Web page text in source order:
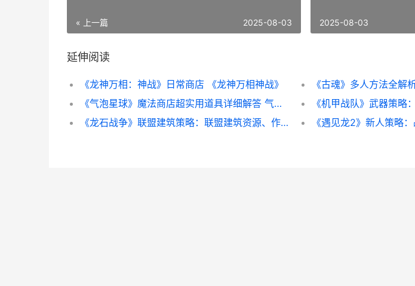
« 上一篇 2025-08-03 2025-08-03
延伸阅读
《龙神万相：神战》日常商店 《龙神万相神战》
《气泡星球》魔法商店超实用道具详细解答 气泡星球下载安装
《龙石战争》联盟建筑策略：联盟建筑资源、作用详细解答 龙只战争